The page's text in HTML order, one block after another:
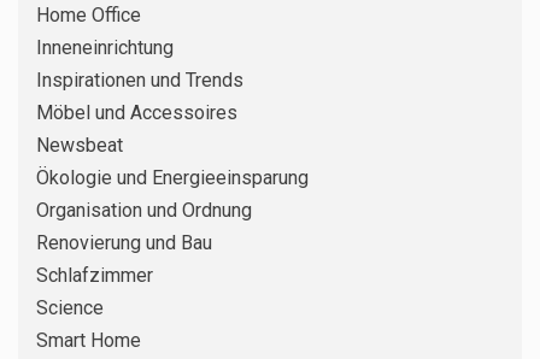
Home Office
Inneneinrichtung
Inspirationen und Trends
Möbel und Accessoires
Newsbeat
Ökologie und Energieeinsparung
Organisation und Ordnung
Renovierung und Bau
Schlafzimmer
Science
Smart Home
3
Schritt für Schritt zu dichten
Fugen ohne Schimmel
Küchenarbeitsplatte erneuern: So
vergleichen Sie Folie,
5